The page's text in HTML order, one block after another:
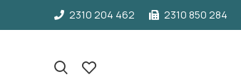
2310 204 462 2310 850 284